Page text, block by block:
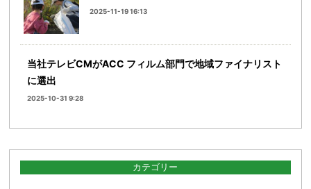
2025-11-19 16:13
当社テレビCMがACC フィルム部門で地域ファイナリスト
に選出
2025-10-31 9:28
カテゴリー